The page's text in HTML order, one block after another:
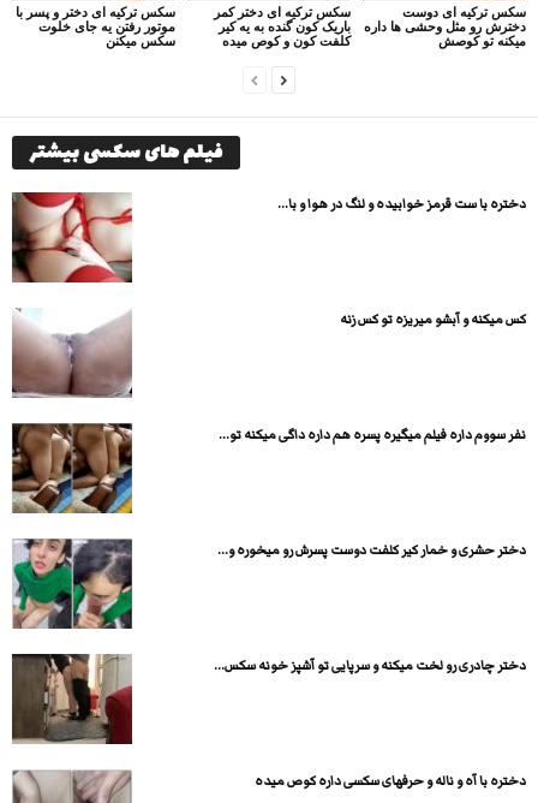
سکس ترکیه ای دختر و پسر با
موتور رفتن یه جای خلوت
سکس میکنن
سکس ترکیه ای دختر کمر
باریک کون گنده به یه کیر
کلفت کون و کوص میده
سکس ترکیه ای دوست
دخترش رو مثل وحشی ها داره
میکنه تو کوصش
فیلم های سکسی بیشتر
دختره با ست قرمز خوابیده و لنگ در هوا و با...
کس میکنه و آبشو میریزه تو کس زنه
نفر سووم داره فیلم میگیره پسره هم داره داگی میکنه تو...
دختر حشری و خمار کیر کلفت دوست پسرش رو میخوره و...
دختر چادری رو لخت میکنه و سرپایی تو آشپز خونه سکس...
دختره با آه و ناله و حرفهای سکسی داره کوص میده